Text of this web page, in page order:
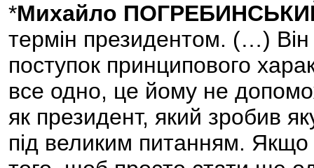
*Михайло
термін президентом. (…)
поступок принципового
все одно, це йому не
як президент, який зробив
під великим питанням. Якщо